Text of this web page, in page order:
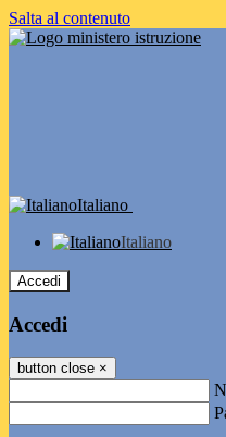
Salta al contenuto
Italiano
Italiano
Accedi
Accedi
button close ×